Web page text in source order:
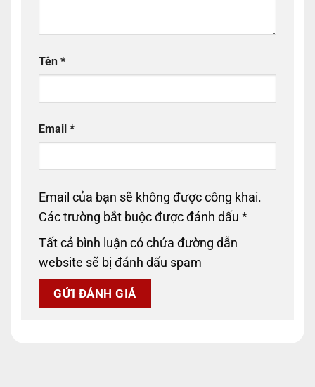
Tên *
Email *
Email của bạn sẽ không được công khai.
Các trường bắt buộc được đánh dấu *
Tất cả bình luận có chứa đường dẫn
website sẽ bị đánh dấu spam